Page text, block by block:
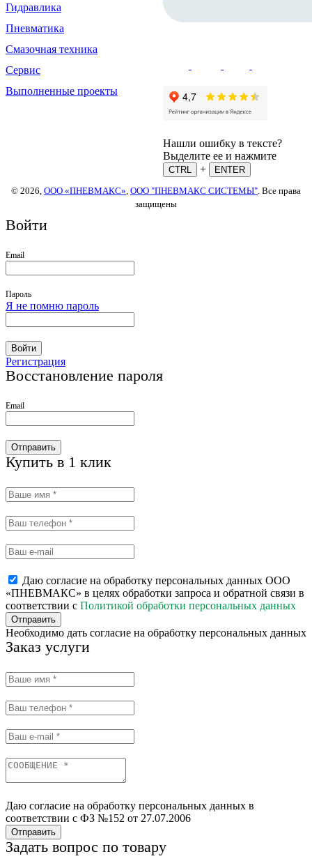
Гидравлика
Пневматика
Смазочная техника
Сервис
Выполненные проекты
Нашли ошибку в тексте?
Выделите ее и нажмите
CTRL +
ENTER
© 2026, ООО «ПНЕВМАКС» ООО "ПНЕВМАКС СИСТЕМЫ" . Все права
защищены
Войти
Email
Пароль
Я не помню пароль
Войти
Регистрация
Восстановление пароля
Email
Отправить
Купить в 1 клик
Даю согласие на обработку персональных данных ООО
«ПНЕВМАКС» в целях обработки запроса и обратной связи в
соответствии с Политикой обработки персональных данных
Отправить
Необходимо дать согласие на обработку персональных данных
Заказ услуги
Даю согласие на обработку персональных данных в
соответствии с ФЗ №152 от 27.07.2006
Отправить
Задать вопрос по товару